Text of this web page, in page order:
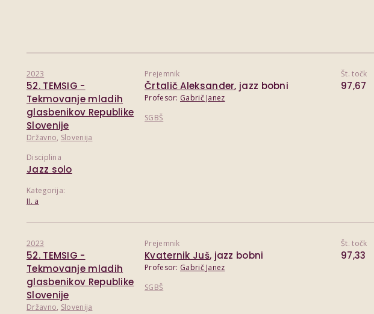
2023
52. TEMSIG -
Tekmovanje mladih
glasbenikov Republike
Slovenije
Državno, Slovenija
Disciplina
Jazz solo
Kategorija:
II. a
Prejemnik
Črtalič Aleksander, jazz bobni
Profesor: Gabrič Janez
SGBŠ
Št. točk
97,67
2023
52. TEMSIG -
Tekmovanje mladih
glasbenikov Republike
Slovenije
Državno, Slovenija
Prejemnik
Kvaternik Juš, jazz bobni
Profesor: Gabrič Janez
SGBŠ
Št. točk
97,33